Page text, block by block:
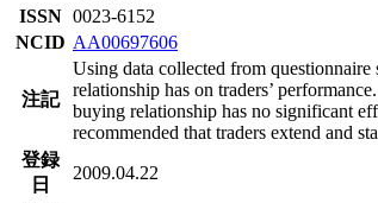
ISSN 0023-6152
NCID AA00697606
注記
Using data collected from questionnaire
relationship has on traders’
buying relationship has no significant
recommended that traders extend and
登録
日
2009.04.22